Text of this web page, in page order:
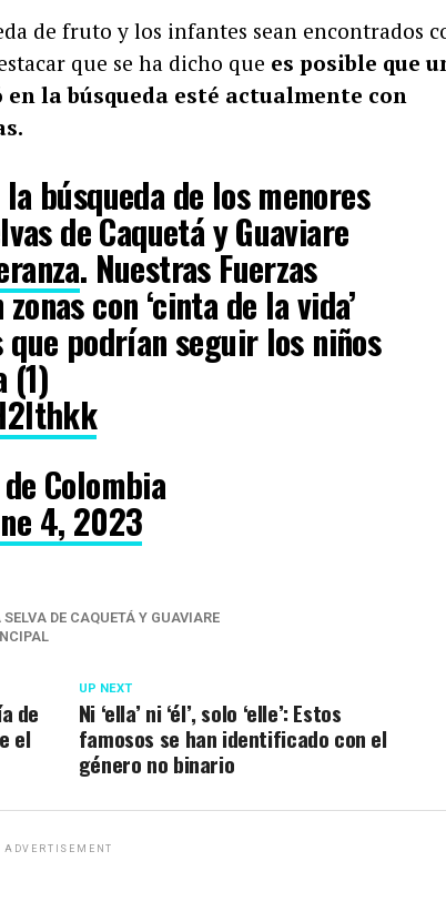
de fruto y los infantes sean encontrados
que se ha dicho que es posible que
la búsqueda esté actualmente con
búsqueda de los menores
de Caquetá y Guaviare
. Nuestras Fuerzas
con ‘cinta de la vida’
podrían seguir los niños
(1)
Colombia
4, 2023
DE CAQUETÁ Y GUAVIARE
UP NEXT
Ni ‘ella’ ni ‘él’, solo ‘elle’: Estos
famosos se han identificado con el
género no binario
de
el
ADVERTISEMENT